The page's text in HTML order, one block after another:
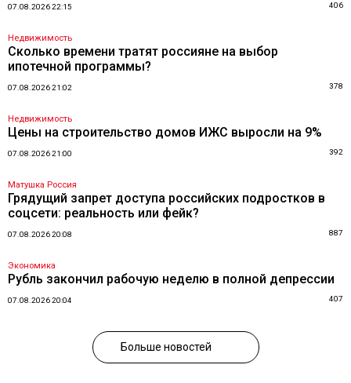
07.08.2026 22:15 406
Недвижимость
Сколько времени тратят россияне на выбор
ипотечной программы?
07.08.2026 21:02 378
Недвижимость
Цены на строительство домов ИЖС выросли на 9%
07.08.2026 21:00 392
Матушка Россия
Грядущий запрет доступа российских подростков в
соцсети: реальность или фейк?
07.08.2026 20:08 887
Экономика
Рубль закончил рабочую неделю в полной депрессии
07.08.2026 20:04 407
Больше новостей